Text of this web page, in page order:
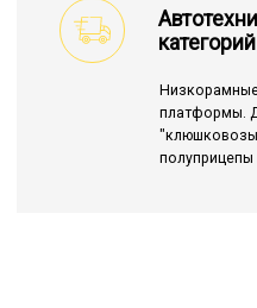
категорий
платформы.
полуприцепы